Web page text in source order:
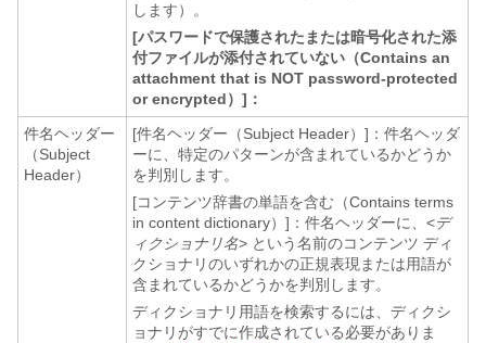
します）。
[パスワードで保護されたまたは暗号化された添
付ファイルが添付されていない（Contains an
attachment that is NOT password-protected
or encrypted）]：
件名ヘッダー
（Subject
Header）
[件名ヘッダー（Subject Header）]：件名ヘッダ
ーに、特定のパターンが含まれているかどうか
を判別します。
[コンテンツ辞書の単語を含む（Contains terms
in content dictionary）]：件名ヘッダーに、<デ
ィクショナリ名> という名前のコンテンツ ディ
クショナリのいずれかの正規表現または用語が
含まれているかどうかを判別します。
ディクショナリ用語を検索するには、ディクシ
ョナリがすでに作成されている必要がありま